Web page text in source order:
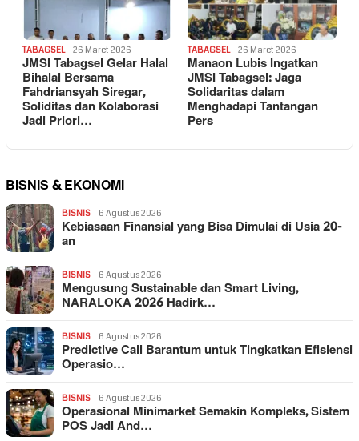
TABAGSEL 26 Maret 2026
JMSI Tabagsel Gelar Halal
Bihalal Bersama
Fahdriansyah Siregar,
Soliditas dan Kolaborasi
Jadi Priori…
TABAGSEL 26 Maret 2026
Manaon Lubis Ingatkan
JMSI Tabagsel: Jaga
Solidaritas dalam
Menghadapi Tantangan
Pers
BISNIS & EKONOMI
BISNIS 6 Agustus 2026
Kebiasaan Finansial yang Bisa Dimulai di Usia 20-
an
BISNIS 6 Agustus 2026
Mengusung Sustainable dan Smart Living,
NARALOKA 2026 Hadirk…
BISNIS 6 Agustus 2026
Predictive Call Barantum untuk Tingkatkan Efisiensi
Operasio…
BISNIS 6 Agustus 2026
Operasional Minimarket Semakin Kompleks, Sistem
POS Jadi And…